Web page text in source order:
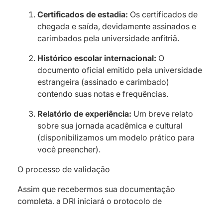
Certificados de estadia: Os certificados de
chegada e saída, devidamente assinados e
carimbados pela universidade anfitriã.
Histórico escolar internacional: O
documento oficial emitido pela universidade
estrangeira (assinado e carimbado)
contendo suas notas e frequências.
Relatório de experiência: Um breve relato
sobre sua jornada acadêmica e cultural
(disponibilizamos um modelo prático para
você preencher).
O processo de validação
Assim que recebermos sua documentação
completa, a DRI iniciará o protocolo de